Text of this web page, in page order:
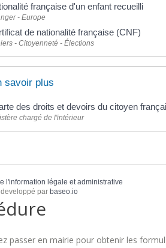
française d'un enfant recueilli
- Europe
de nationalité française (CNF)
- Citoyenneté - Élections
savoir plus
des droits et devoirs du citoyen
chargé de l'intérieur
l'information légale et administrative
par baseo.io
passer en mairie pour obtenir les